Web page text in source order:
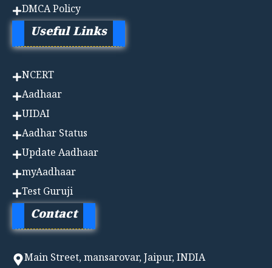
DMCA Policy
Useful Links
NCERT
Aadhaar
UIDAI
Aadhar Status
Update Aadhaar
myAadhaar
Test Guruji
Contact
Main Street, mansarovar, Jaipur, INDIA